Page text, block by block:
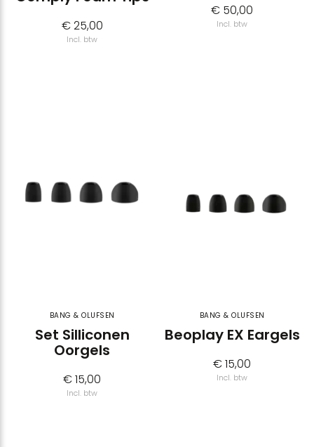
€ 25,00
Incl. btw
€ 50,00
Incl. btw
BANG & OLUFSEN
Set Silliconen
Oorgels
€ 15,00
Incl. btw
BANG & OLUFSEN
Beoplay EX Eargels
€ 15,00
Incl. btw